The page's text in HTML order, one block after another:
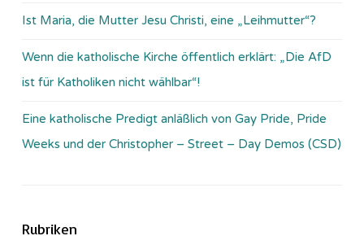
Ist Maria, die Mutter Jesu Christi, eine „Leihmutter“?
Wenn die katholische Kirche öffentlich erklärt: „Die AfD
ist für Katholiken nicht wählbar“!
Eine katholische Predigt anläßlich von Gay Pride, Pride
Weeks und der Christopher – Street – Day Demos (CSD)
Rubriken